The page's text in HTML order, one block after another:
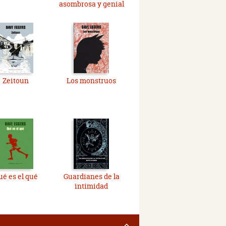
asombrosa y genial
Zeitoun Los monstruos
es el qué
Guardianes de la
intimidad